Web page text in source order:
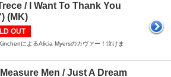
/ I Want To Thank You
(MK)
OUT
によるAlicia Myersのカヴァー！泣けま
Men / Just A Dream